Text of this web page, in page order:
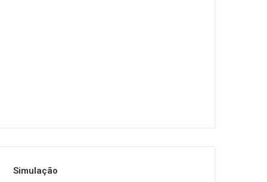
Simulação